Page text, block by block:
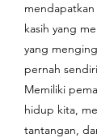
kasih yang
yang
pernah
Memiliki
hidup kita,
tantangan,